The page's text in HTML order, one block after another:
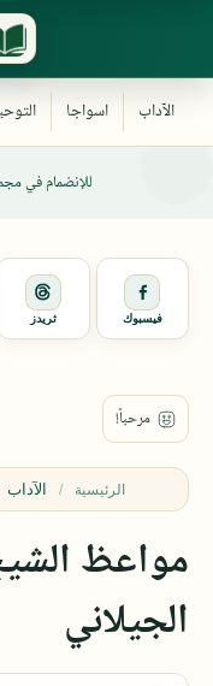
للإنضمام في
فيسبوك ثريدز
الرئيسية الآداب
مواعظ
الجيلاني